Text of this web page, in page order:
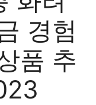
경험
품 추